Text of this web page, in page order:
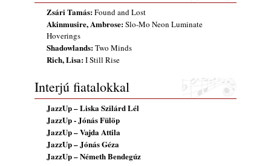
Zsári Tamás:Found and Lost
Akinmusire, Ambrose:Slo-Mo Neon Luminate
Hoverings
Shadowlands:Two Minds
Rich, Lisa:I Still Rise
Interjú fiatalokkal
JazzUp – Liska Szilárd Lél
JazzUp - Jónás Fülöp
JazzUp – Vajda Attila
JazzUp – Jónás Géza
JazzUp – Németh Bendegúz